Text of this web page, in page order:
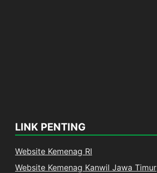
LINK PENTING
Website Kemenag RI
Website Kemenag Kanwil Jawa Timur